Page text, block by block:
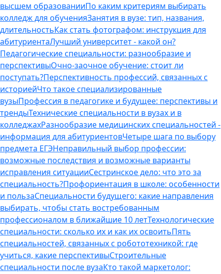
высшем образованииПо каким критериям выбирать
колледж для обученияЗанятия в вузе: тип, названия,
длительностьКак стать фотографом: инструкция для
абитуриентаЛучший университет - какой он?
Педагогические специальности: разнообразие и
перспективыОчно-заочное обучение: стоит ли
поступать?Перспективность профессий, связанных с
историейЧто такое специализированные
вузыПрофессия в педагогике и будущее: перспективы и
трендыТехнические специальности в вузах и в
колледжахРазнообразие медицинских специальностей -
информация для абитуриентовЧетыре шага по выбору
предмета ЕГЭНеправильный выбор профессии:
возможные последствия и возможные варианты
исправления ситуацииСестринское дело: что это за
специальность?Профориентация в школе: особенности
и пользаСпециальности будущего: какие направления
выбирать, чтобы стать востребованным
профессионалом в ближайшие 10 летТехнологические
специальности: сколько их и как их освоитьПять
специальностей, связанных с робототехникой: где
учиться, какие перспективыСтроительные
специальности после вузаКто такой маркетолог: